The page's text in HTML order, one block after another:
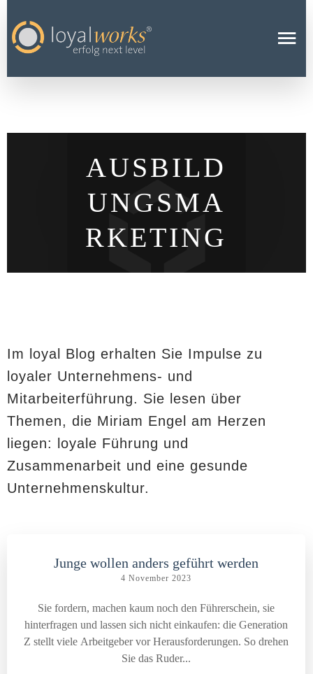
AUSBILD
UNGSMA
RKETING
Im loyal Blog erhalten Sie Impulse zu
loyaler Unternehmens- und
Mitarbeiterführung. Sie lesen über
Themen, die Miriam Engel am Herzen
liegen: loyale Führung und
Zusammenarbeit und eine gesunde
Unternehmenskultur.
Junge wollen anders geführt werden
4 November 2023
Sie fordern, machen kaum noch den Führerschein, sie
hinterfragen und lassen sich nicht einkaufen: die Generation
Z stellt viele Arbeitgeber vor Herausforderungen. So drehen
Sie das Ruder...